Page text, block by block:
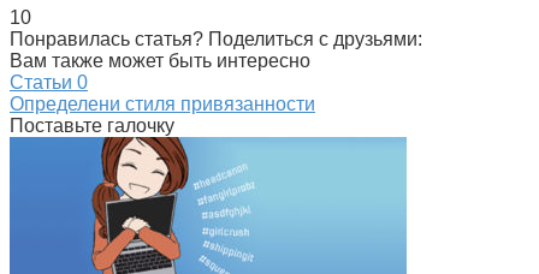
10
Понравилась статья? Поделиться с друзьями:
Вам также может быть интересно
Статьи 0
Определени стиля привязанности
Поставьте галочку